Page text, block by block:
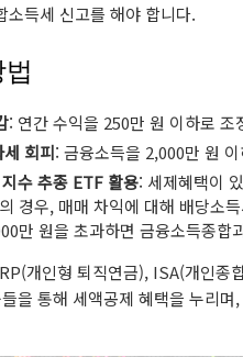
소득세 신고를 해야 합니다.
: 연간 수익을 250만 원 이하로
회피: 금융소득을 2,000만 원
수 추종 ETF 활용: 세제혜택이
경우, 매매 차익에 대해 배당소
만 원을 초과하면 금융소득종합
개인형 퇴직연금), ISA(개인종
을 통해 세액공제 혜택을 누리